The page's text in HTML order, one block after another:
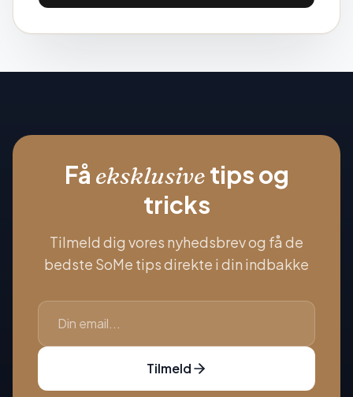
Få eksklusivetips og
tricks
Tilmeld dig vores nyhedsbrev og få de
bedste SoMe tips direkte i din indbakke
Tilmeld